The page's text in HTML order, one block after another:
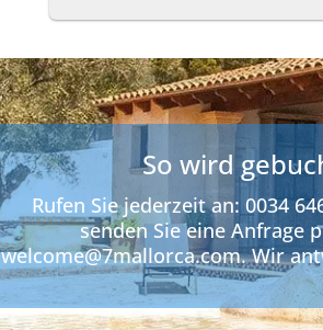
So wird
Rufen Sie jederzeit an: 0034
senden Sie eine Anfrage
welcome@7mallorca.com. Wir